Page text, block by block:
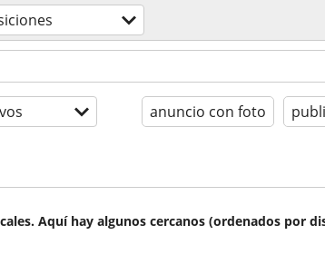
anuncio con foto
Aquí hay algunos cercanos (ordenados por